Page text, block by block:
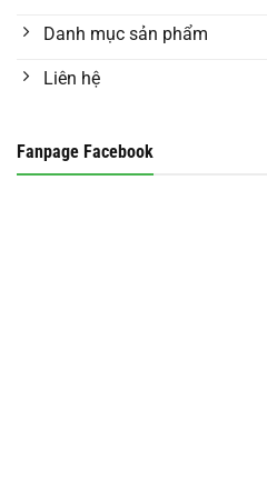
Danh mục sản phẩm
Liên hệ
Fanpage Facebook